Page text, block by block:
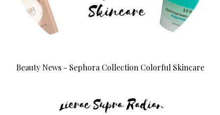
Beauty News - Sephora Collection Colorful Skincare